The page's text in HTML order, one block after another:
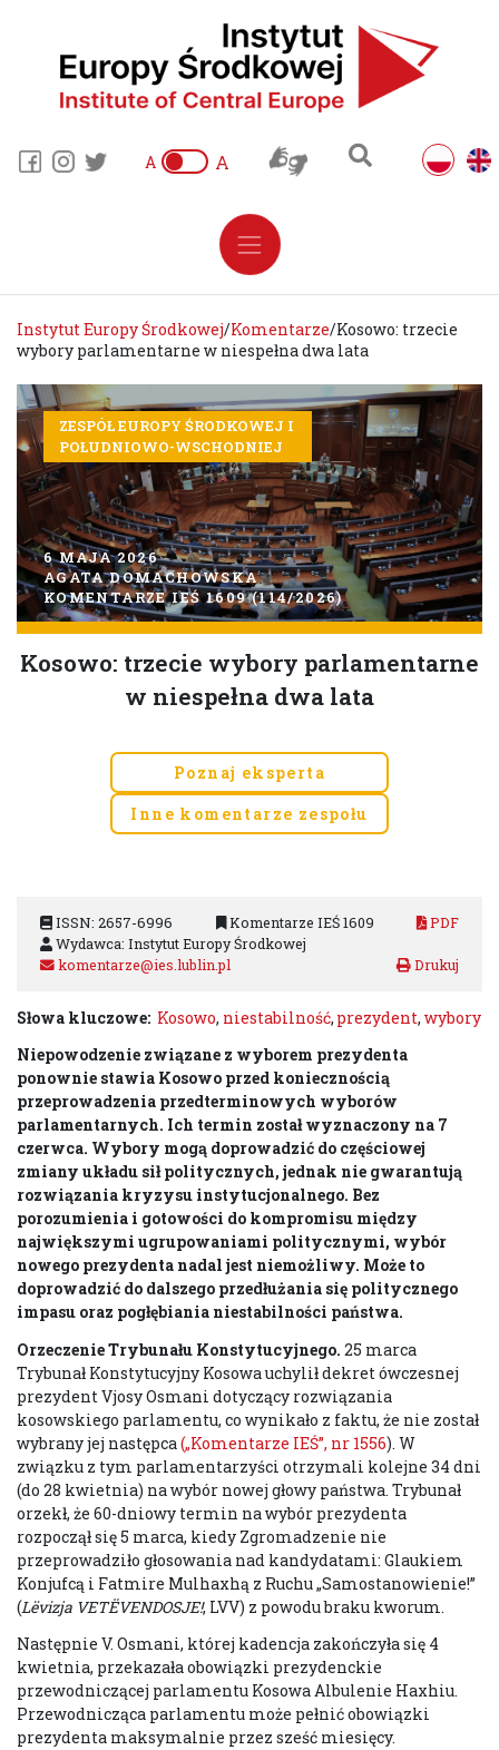
A A
Instytut Europy Środkowej/Komentarze/Kosowo: trzecie
wybory parlamentarne w niespełna dwa lata
ZESPÓŁ EUROPY ŚRODKOWEJ I
POŁUDNIOWO-WSCHODNIEJ
6 MAJA 2026
AGATA DOMACHOWSKA
KOMENTARZE IEŚ 1609 (114/2026)
Kosowo: trzecie wybory parlamentarne
w niespełna dwa lata
Poznaj eksperta
Inne komentarze zespołu
ISSN: 2657-6996 Komentarze IEŚ 1609
PDF
Wydawca: Instytut Europy Środkowej
komentarze@ies.lublin.pl
Słowa kluczowe: Kosowo, niestabilność, prezydent, wybory
Niepowodzenie związane z wyborem prezydenta
ponownie stawia Kosowo przed koniecznością
przeprowadzenia przedterminowych wyborów
parlamentarnych. Ich termin został wyznaczony na 7
czerwca. Wybory mogą doprowadzić do częściowej
zmiany układu sił politycznych, jednak nie gwarantują
rozwiązania kryzysu instytucjonalnego. Bez
porozumienia i gotowości do kompromisu między
największymi ugrupowaniami politycznymi, wybór
nowego prezydenta nadal jest niemożliwy. Może to
doprowadzić do dalszego przedłużania się politycznego
impasu oraz pogłębiania niestabilności państwa.
Orzeczenie Trybunału Konstytucyjnego. 25 marca
Trybunał Konstytucyjny Kosowa uchylił dekret ówczesnej
prezydent Vjosy Osmani dotyczący rozwiązania
kosowskiego parlamentu, co wynikało z faktu, że nie został
wybrany jej następca(„Komentarze IEŚ”, nr 1556). W
związku z tym parlamentarzyści otrzymali kolejne 34 dni
(do 28 kwietnia) na wybór nowej głowy państwa. Trybunał
orzekł, że 60-dniowy termin na wybór prezydenta
rozpoczął się 5 marca, kiedy Zgromadzenie nie
przeprowadziło głosowania nad kandydatami: Glaukiem
Konjufcą i Fatmire Mulhaxhą z Ruchu „Samostanowienie!”
(Lëvizja VETËVENDOSJE!, LVV) z powodu braku kworum.
Następnie V. Osmani, której kadencja zakończyła się 4
kwietnia, przekazała obowiązki prezydenckie
przewodniczącej parlamentu Kosowa Albulenie Haxhiu.
Przewodnicząca parlamentu może pełnić obowiązki
prezydenta maksymalnie przez sześć miesięcy.